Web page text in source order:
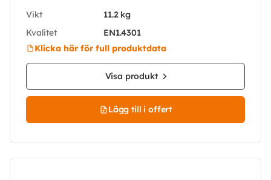
Vikt
11.2 kg
Kvalitet
EN1.4301
Klicka här för full produktdata
Visa produkt
Lägg till i offert